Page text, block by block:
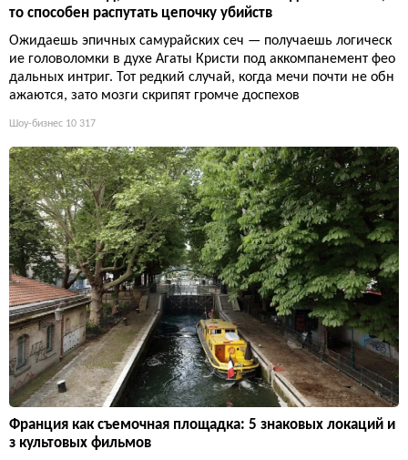
то способен распутать цепочку убийств
Ожидаешь эпичных самурайских сеч — получаешь логическ
ие головоломки в духе Агаты Кристи под аккомпанемент фео
дальных интриг. Тот редкий случай, когда мечи почти не обн
ажаются, зато мозги скрипят громче доспехов
Шоу-бизнес 10 317
Франция как съемочная площадка: 5 знаковых локаций и
з культовых фильмов